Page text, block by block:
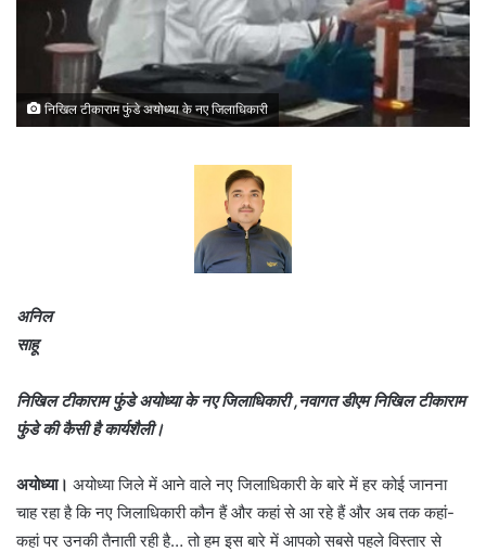
निखिल टीकाराम फुंडे अयोध्या के नए जिलाधिकारी
अनिल
साहू
निखिल टीकाराम फुंडे अयोध्या के नए जिलाधिकारी ,नवागत डीएम निखिल टीकाराम
फुंडे की कैसी है कार्यशैली।
अयोध्या। अयोध्या जिले में आने वाले नए जिलाधिकारी के बारे में हर कोई जानना
चाह रहा है कि नए जिलाधिकारी कौन हैं और कहां से आ रहे हैं और अब तक कहां-
कहां पर उनकी तैनाती रही है… तो हम इस बारे में आपको सबसे पहले विस्तार से